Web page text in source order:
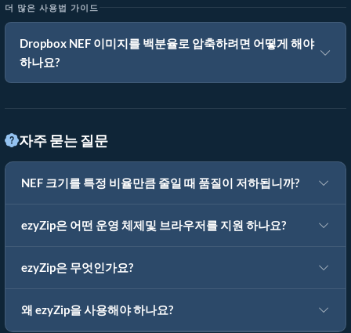
더 많은 사용법 가이드
Dropbox NEF 이미지를 백분율로 압축하려면 어떻게 해야
하나요?
자주 묻는 질문
NEF 크기를 특정 비율만큼 줄일 때 품질이 저하됩니까?
ezyZip은 어떤 운영 체제및 브라우저를 지원 하나요?
ezyZip은 무엇인가요?
왜 ezyZip을 사용해야 하나요?